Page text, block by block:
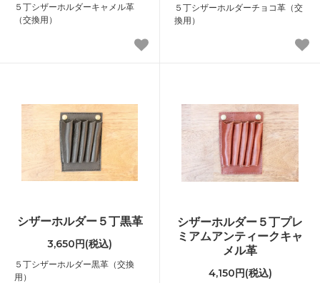
５丁シザーホルダーキャメル革
（交換用）
５丁シザーホルダーチョコ革（交
換用）
シザーホルダー５丁黒革
3,650円(税込)
５丁シザーホルダー黒革（交換
用）
シザーホルダー５丁プレ
ミアムアンティークキャ
メル革
4,150円(税込)